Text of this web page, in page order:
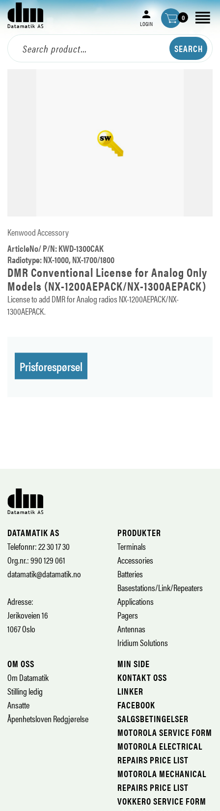
LOGIN
0
Kenwood Accessory
ArticleNo/ P/N: KWD-1300CAK
Radiotype: NX-1000, NX-1700/1800
DMR Conventional License for Analog Only
Models (NX-1200AEPACK/NX-1300AEPACK)
License to add DMR for Analog radios NX-1200AEPACK/NX-
1300AEPACK.
Prisforespørsel
DATAMATIK AS
Telefonnr: 22 30 17 30
Org.nr.: 990 129 061
datamatik@datamatik.no
Adresse:
Jerikoveien 16
1067 Oslo
PRODUKTER
Terminals
Accessories
Batteries
Basestations/Link/Repeaters
Applications
Pagers
Antennas
Iridium Solutions
OM OSS
Om Datamatik
Stilling ledig
Ansatte
Åpenhetsloven Redgjørelse
MIN SIDE
KONTAKT OSS
LINKER
FACEBOOK
SALGSBETINGELSER
MOTOROLA SERVICE FORM
MOTOROLA ELECTRICAL
REPAIRS PRICE LIST
MOTOROLA MECHANICAL
REPAIRS PRICE LIST
VOKKERO SERVICE FORM